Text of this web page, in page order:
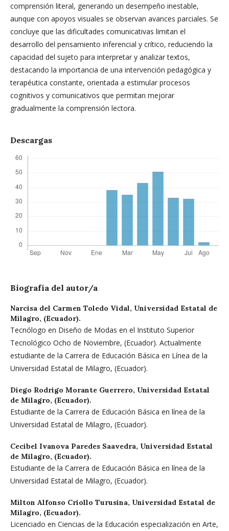
comprensión literal, generando un desempeño inestable,
aunque con apoyos visuales se observan avances parciales. Se
concluye que las dificultades comunicativas limitan el
desarrollo del pensamiento inferencial y crítico, reduciendo la
capacidad del sujeto para interpretar y analizar textos,
destacando la importancia de una intervención pedagógica y
terapéutica constante, orientada a estimular procesos
cognitivos y comunicativos que permitan mejorar
gradualmente la comprensión lectora.
Descargas
Biografía del autor/a
Narcisa del Carmen Toledo Vidal, Universidad Estatal de
Milagro, (Ecuador).
Tecnólogo en Diseño de Modas en el Instituto Superior
Tecnológico Ocho de Noviembre, (Ecuador). Actualmente
estudiante de la Carrera de Educación Básica en Línea de la
Universidad Estatal de Milagro, (Ecuador).
Diego Rodrigo Morante Guerrero, Universidad Estatal
de Milagro, (Ecuador).
Estudiante de la Carrera de Educación Básica en línea de la
Universidad Estatal de Milagro, (Ecuador).
Cecibel Ivanova Paredes Saavedra, Universidad Estatal
de Milagro, (Ecuador).
Estudiante de la Carrera de Educación Básica en línea de la
Universidad Estatal de Milagro, (Ecuador).
Milton Alfonso Criollo Turusina, Universidad Estatal de
Milagro, (Ecuador).
Licenciado en Ciencias de la Educación especialización en Arte,